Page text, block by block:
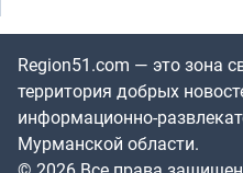
Region51.com — это зона
территория добрых
информационно-
Мурманской области.